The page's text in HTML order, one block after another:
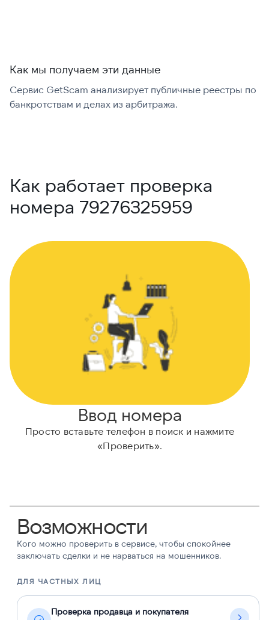
Как мы получаем эти данные
Сервис GetScam анализирует публичные реестры по
банкротствам и делах из арбитража.
Как работает проверка
номера 79276325959
Ввод номера
Просто вставьте телефон в поиск и нажмите
«Проверить».
Возможности
Кого можно проверить в сервисе, чтобы спокойнее
заключать сделки и не нарваться на мошенников.
ДЛЯ ЧАСТНЫХ ЛИЦ
Проверка продавца и покупателя